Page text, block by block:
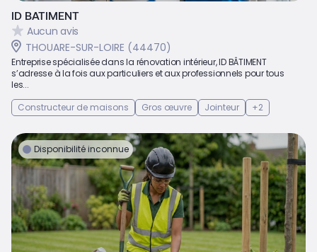
ID BATIMENT
Aucun avis
THOUARE-SUR-LOIRE (44470)
Entreprise spécialisée dans la rénovation intérieur, ID BÂTIMENT
s’adresse à la fois aux particuliers et aux professionnels pour tous
les...
Constructeur de maisons
Gros œuvre Jointeur +2
Disponibilité inconnue